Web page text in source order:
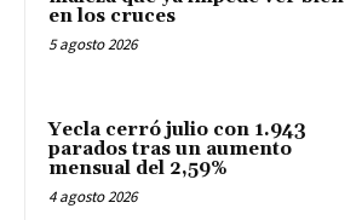
en los cruces
5 agosto 2026
Yecla cerró julio con 1.943
parados tras un aumento
mensual del 2,59%
4 agosto 2026